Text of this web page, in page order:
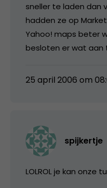
sneller te laden dan
hadden ze op
Yahoo! maps beter
besloten er wat aan
25 april 2006 om
spijkertje
LOLROL je kan onze